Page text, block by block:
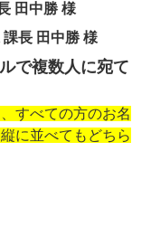
田中勝 様
長 田中勝 様
で複数人に宛て
すべての方のお名
に並べてもどちら